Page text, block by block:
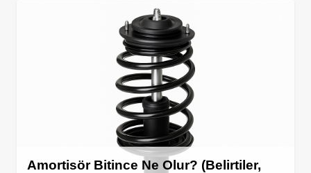
Amortisör Bitince Ne Olur? (Belirtiler,